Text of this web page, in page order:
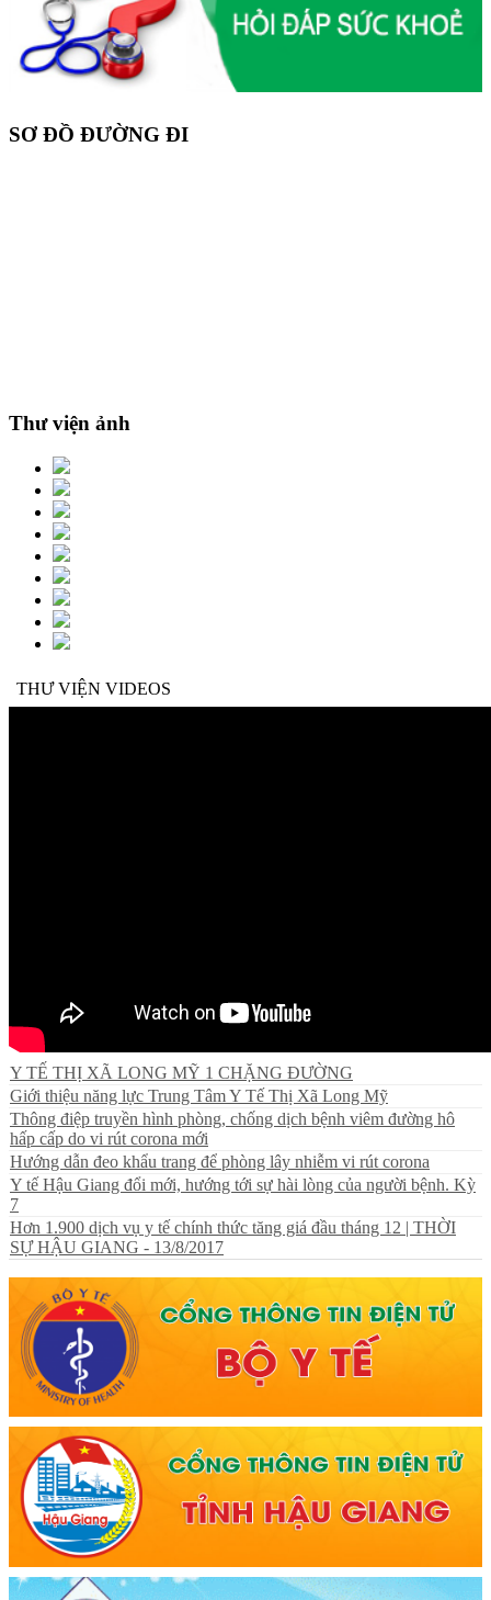
SƠ ĐỒ ĐƯỜNG ĐI
Thư viện ảnh
THƯ VIỆN VIDEOS
Y TẾ THỊ XÃ LONG MỸ 1 CHẶNG ĐƯỜNG
Giới thiệu năng lực Trung Tâm Y Tế Thị Xã Long Mỹ
Thông điệp truyền hình phòng, chống dịch bệnh viêm đường hô
hấp cấp do vi rút corona mới
Hướng dẫn đeo khẩu trang để phòng lây nhiễm vi rút corona
Y tế Hậu Giang đổi mới, hướng tới sự hài lòng của người bệnh. Kỳ
7
Hơn 1.900 dịch vụ y tế chính thức tăng giá đầu tháng 12 | THỜI
SỰ HẬU GIANG - 13/8/2017